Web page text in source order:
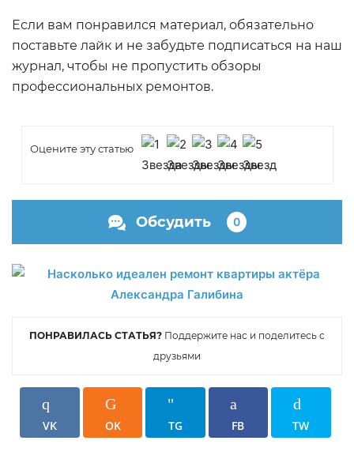
ФОТО: kvartiravmoskve.ru
ФОТО: kvartiravmoskve.ru
ФОТО: kvartiravmoskve.ru
Если вам понравился материал, обязательно
поставьте лайк и не забудьте подписаться на наш
журнал, чтобы не пропустить обзоры
профессиональных ремонтов.
Оцените эту статью
Обсудить 0
ПОНРАВИЛАСЬ СТАТЬЯ? Поддержите нас и поделитесь с
друзьями
VK OK TG FB TW